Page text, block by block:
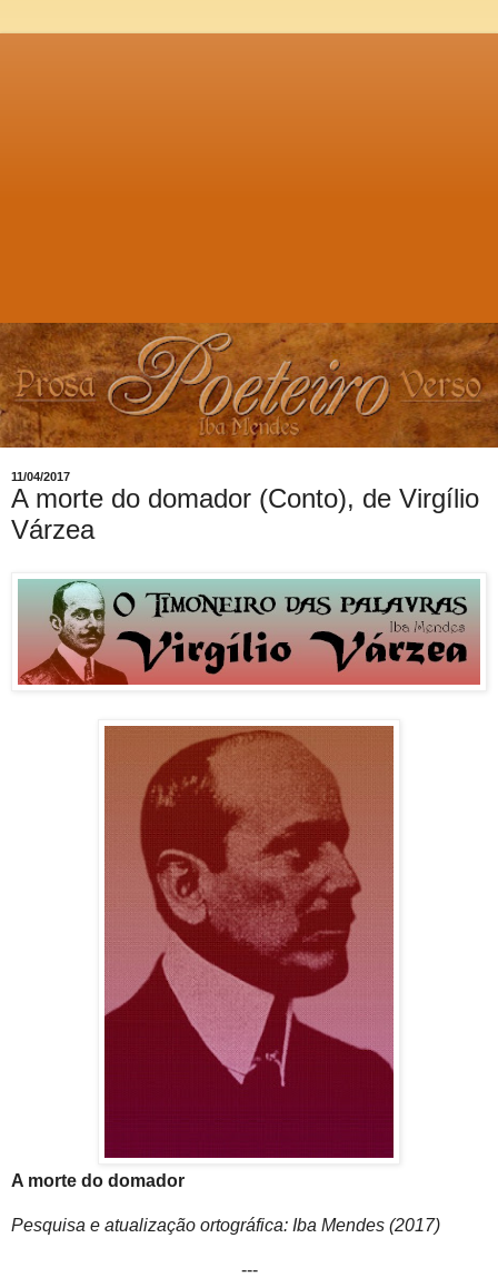
11/04/2017
A morte do domador (Conto), de Virgílio
Várzea
A morte do domador
Pesquisa e atualização ortográfica: Iba Mendes (2017)
---